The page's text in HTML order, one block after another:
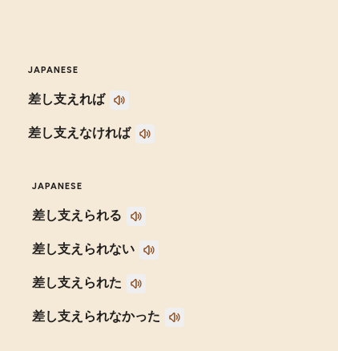
JAPANESE
差し支えれば
差し支えなければ
JAPANESE
差し支えられる
差し支えられない
差し支えられた
差し支えられなかった